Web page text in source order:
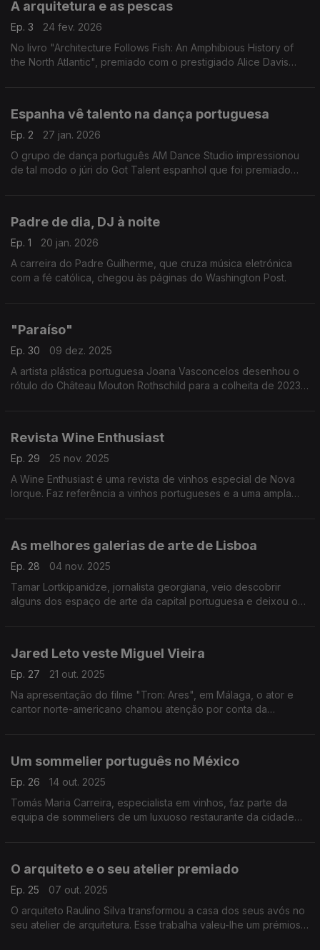
A arquitetura e as pescas
Ep. 3
24 fev. 2026
No livro "Architecture Follows Fish: An Amphibious History of
the North Atlantic", premiado com o prestigiado Alice Davis
Espanha vê talento na dança portuguesa
Ep. 2
27 jan. 2026
O grupo de dança português AM Dance Studio impressionou
de tal modo o júri do Got Talent espanhol que foi premiado
Padre de dia, DJ à noite
Ep. 1
20 jan. 2026
A carreira do Padre Guilherme, que cruza música eletrónica
com a fé católica, chegou às páginas do Washington Post.
"Paraíso"
Ep. 30
09 dez. 2025
A artista plástica portuguesa Joana Vasconcelos desenhou o
rótulo do Château Mouton Rothschild para a colheita de 2023,
Revista Wine Enthusiast
Ep. 29
25 nov. 2025
A Wine Enthusiast é uma revista de vinhos especial de Nova
Iorque. Faz referência a vinhos portugueses e a uma ampla
As melhores galerias de arte de Lisboa
Ep. 28
04 nov. 2025
Tamar Lortkipanidze, jornalista georgiana, veio descobrir
alguns dos espaço de arte da capital portuguesa e deixou o
Jared Leto veste Miguel Vieira
Ep. 27
21 out. 2025
Na apresentação do filme "Tron: Ares", em Málaga, o ator e
cantor norte-americano chamou atenção por conta da
Um sommelier português no México
Ep. 26
14 out. 2025
Tomás Maria Carreira, especialista em vinhos, faz parte da
equipa de sommeliers de um luxuoso restaurante da cidade
O arquiteto e o seu atelier premiado
Ep. 25
07 out. 2025
O arquiteto Raulino Silva transformou a casa dos seus avós no
seu atelier de arquitetura. Esse trabalha valeu-lhe um prémios